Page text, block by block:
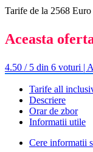
Tarife de la 2568 Euro
Aceasta
4.50 / 5 din 6 voturi |
Tarife all
Descriere
Orar de zbor
Informatii utile
Cere informatii